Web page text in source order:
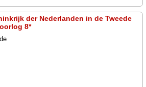
der Nederlanden in de Tweede
8*